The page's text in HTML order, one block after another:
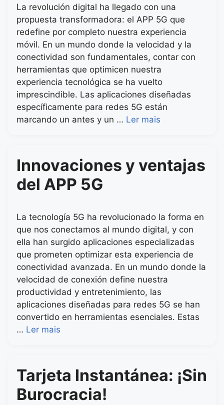
La revolución digital ha llegado con una
propuesta transformadora: el APP 5G que
redefine por completo nuestra experiencia
móvil. En un mundo donde la velocidad y la
conectividad son fundamentales, contar con
herramientas que optimicen nuestra
experiencia tecnológica se ha vuelto
imprescindible. Las aplicaciones diseñadas
específicamente para redes 5G están
marcando un antes y un … Ler mais
Innovaciones y ventajas
del APP 5G
La tecnología 5G ha revolucionado la forma en
que nos conectamos al mundo digital, y con
ella han surgido aplicaciones especializadas
que prometen optimizar esta experiencia de
conectividad avanzada. En un mundo donde la
velocidad de conexión define nuestra
productividad y entretenimiento, las
aplicaciones diseñadas para redes 5G se han
convertido en herramientas esenciales. Estas
… Ler mais
Tarjeta Instantánea: ¡Sin
Burocracia!